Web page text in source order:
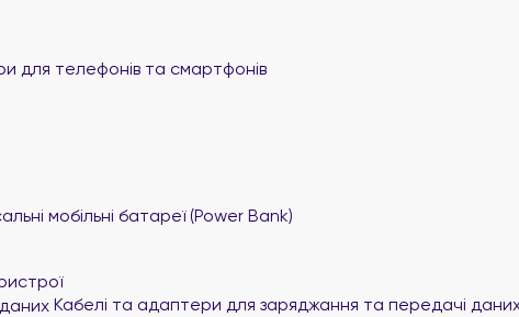
для телефонів та смартфонів
мобільні батареї (Power Bank)
Кабелі та адаптери для заряджання та передачі